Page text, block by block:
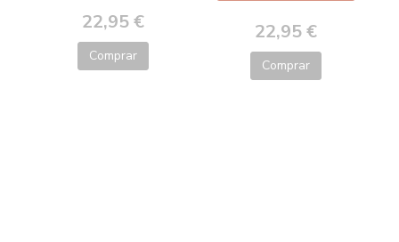
22,95 €
Comprar
22,95 €
Comprar